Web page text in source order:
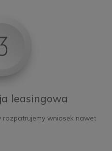
leasingowa
rozpatrujemy wniosek nawet